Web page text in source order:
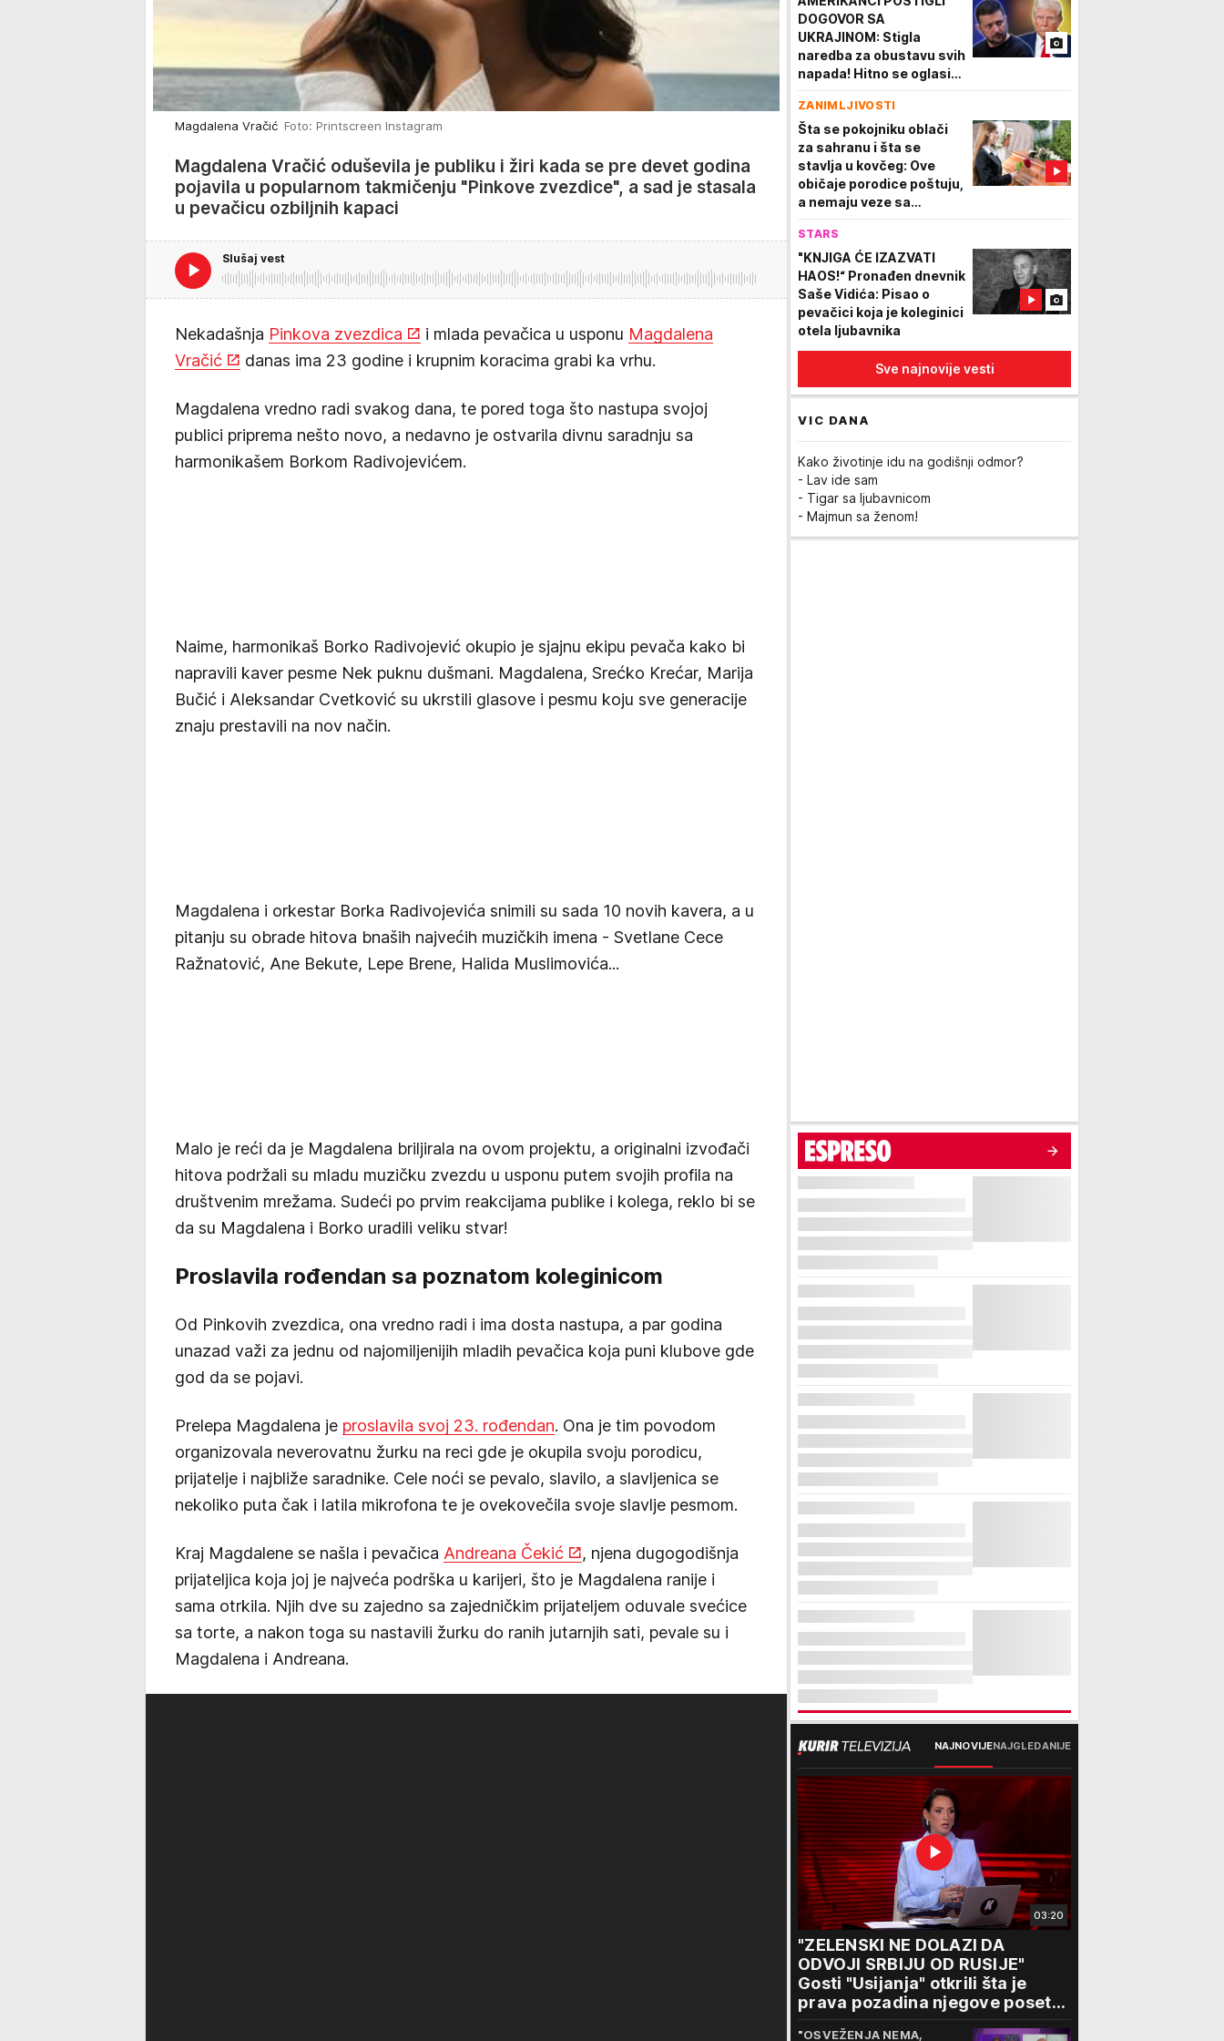
Magdalena Vračić Foto: Printscreen Instagram
Magdalena Vračić oduševila je publiku i žiri kada se pre devet godina
pojavila u popularnom takmičenju "Pinkove zvezdice", a sad je stasala
u pevačicu ozbiljnih kapaci
Slušaj vest
Nekadašnja Pinkova zvezdica i mlada pevačica u usponu Magdalena
Vračić
danas ima 23 godine i krupnim koracima grabi ka vrhu.
Magdalena vredno radi svakog dana, te pored toga što nastupa svojoj
publici priprema nešto novo, a nedavno je ostvarila divnu saradnju sa
harmonikašem Borkom Radivojevićem.
Naime, harmonikaš Borko Radivojević okupio je sjajnu ekipu pevača kako bi
napravili kaver pesme Nek puknu dušmani. Magdalena, Srećko Krećar, Marija
Bučić i Aleksandar Cvetković su ukrstili glasove i pesmu koju sve generacije
znaju prestavili na nov način.
Magdalena i orkestar Borka Radivojevića snimili su sada 10 novih kavera, a u
pitanju su obrade hitova bnaših najvećih muzičkih imena - Svetlane Cece
Ražnatović, Ane Bekute, Lepe Brene, Halida Muslimovića...
Malo je reći da je Magdalena briljirala na ovom projektu, a originalni izvođači
hitova podržali su mladu muzičku zvezdu u usponu putem svojih profila na
društvenim mrežama. Sudeći po prvim reakcijama publike i kolega, reklo bi se
da su Magdalena i Borko uradili veliku stvar!
Proslavila rođendan sa poznatom koleginicom
Od Pinkovih zvezdica, ona vredno radi i ima dosta nastupa, a par godina
unazad važi za jednu od najomiljenijih mladih pevačica koja puni klubove gde
god da se pojavi.
Prelepa Magdalena je proslavila svoj 23. rođendan. Ona je tim povodom
organizovala neverovatnu žurku na reci gde je okupila svoju porodicu,
prijatelje i najbliže saradnike. Cele noći se pevalo, slavilo, a slavljenica se
nekoliko puta čak i latila mikrofona te je ovekovečila svoje slavlje pesmom.
Kraj Magdalene se našla i pevačica Andreana Čekić
, njena dugogodišnja
prijateljica koja joj je najveća podrška u karijeri, što je Magdalena ranije i
sama otrkila. Njih dve su zajedno sa zajedničkim prijateljem oduvale svećice
sa torte, a nakon toga su nastavili žurku do ranih jutarnjih sati, pevale su i
Magdalena i Andreana.
DOGOVOR SA
UKRAJINOM: Stigla
naredba za obustavu svih
napada! Hitno se oglasio
ZANIMLJIVOSTI
Šta se pokojniku oblači
za sahranu i šta se
stavlja u kovčeg: Ove
običaje porodice poštuju,
a nemaju veze sa
STARS
"KNJIGA ĆE IZAZVATI
HAOS!“ Pronađen dnevnik
Saše Vidića: Pisao o
pevačici koja je koleginici
otela ljubavnika
Sve najnovije vesti
VIC DANA
Kako životinje idu na godišnji odmor?
- Lav ide sam
- Tigar sa ljubavnicom
- Majmun sa ženom!
NAJNOVIJENAJGLEDANIJE
03:20
"ZELENSKI NE DOLAZI DA
ODVOJI SRBIJU OD RUSIJE"
Gosti "Usijanja" otkrili šta je
prava pozadina njegove posete
Beogradu
"OSVEŽENJA NEMA,